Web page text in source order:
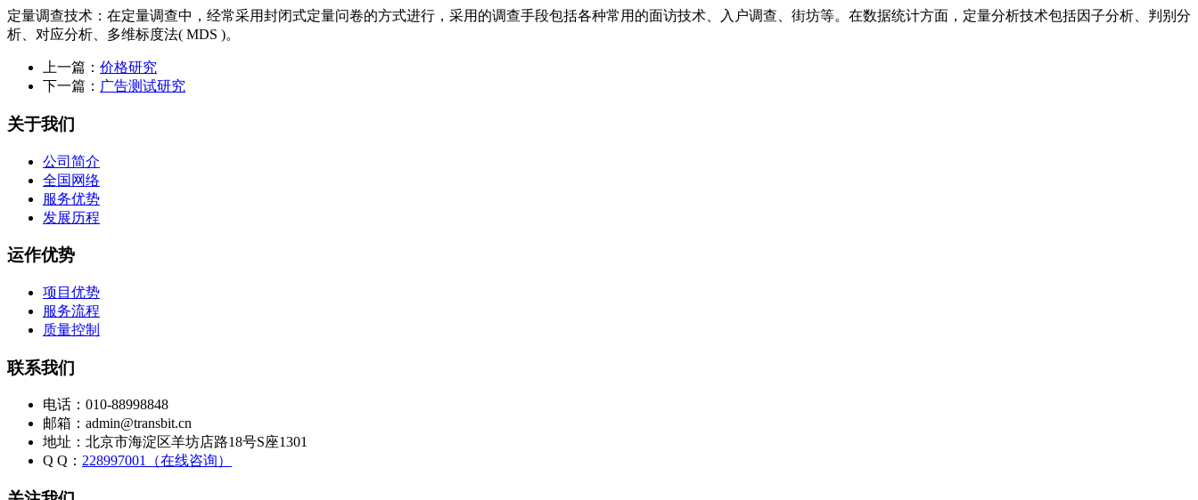
定量调查技术：在定量调查中，经常采用封闭式定量问卷的方式进行，采用的调查手段包括各种常用的面访技术、入户调查、街坊等。在数据统计方面，定量分析技术包括因子分析、判别分
析、对应分析、多维标度法( MDS )。
上一篇： 价格研究
下一篇： 广告测试研究
关于我们
公司简介
全国网络
服务优势
发展历程
运作优势
项目优势
服务流程
质量控制
联系我们
电话：010-88998848
邮箱：admin@transbit.cn
地址：北京市海淀区羊坊店路18号S座1301
Q Q： 228997001（在线咨询）